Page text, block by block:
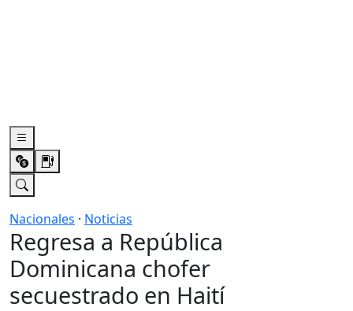
Nacionales · Noticias
Regresa a República
Dominicana chofer
secuestrado en Haití